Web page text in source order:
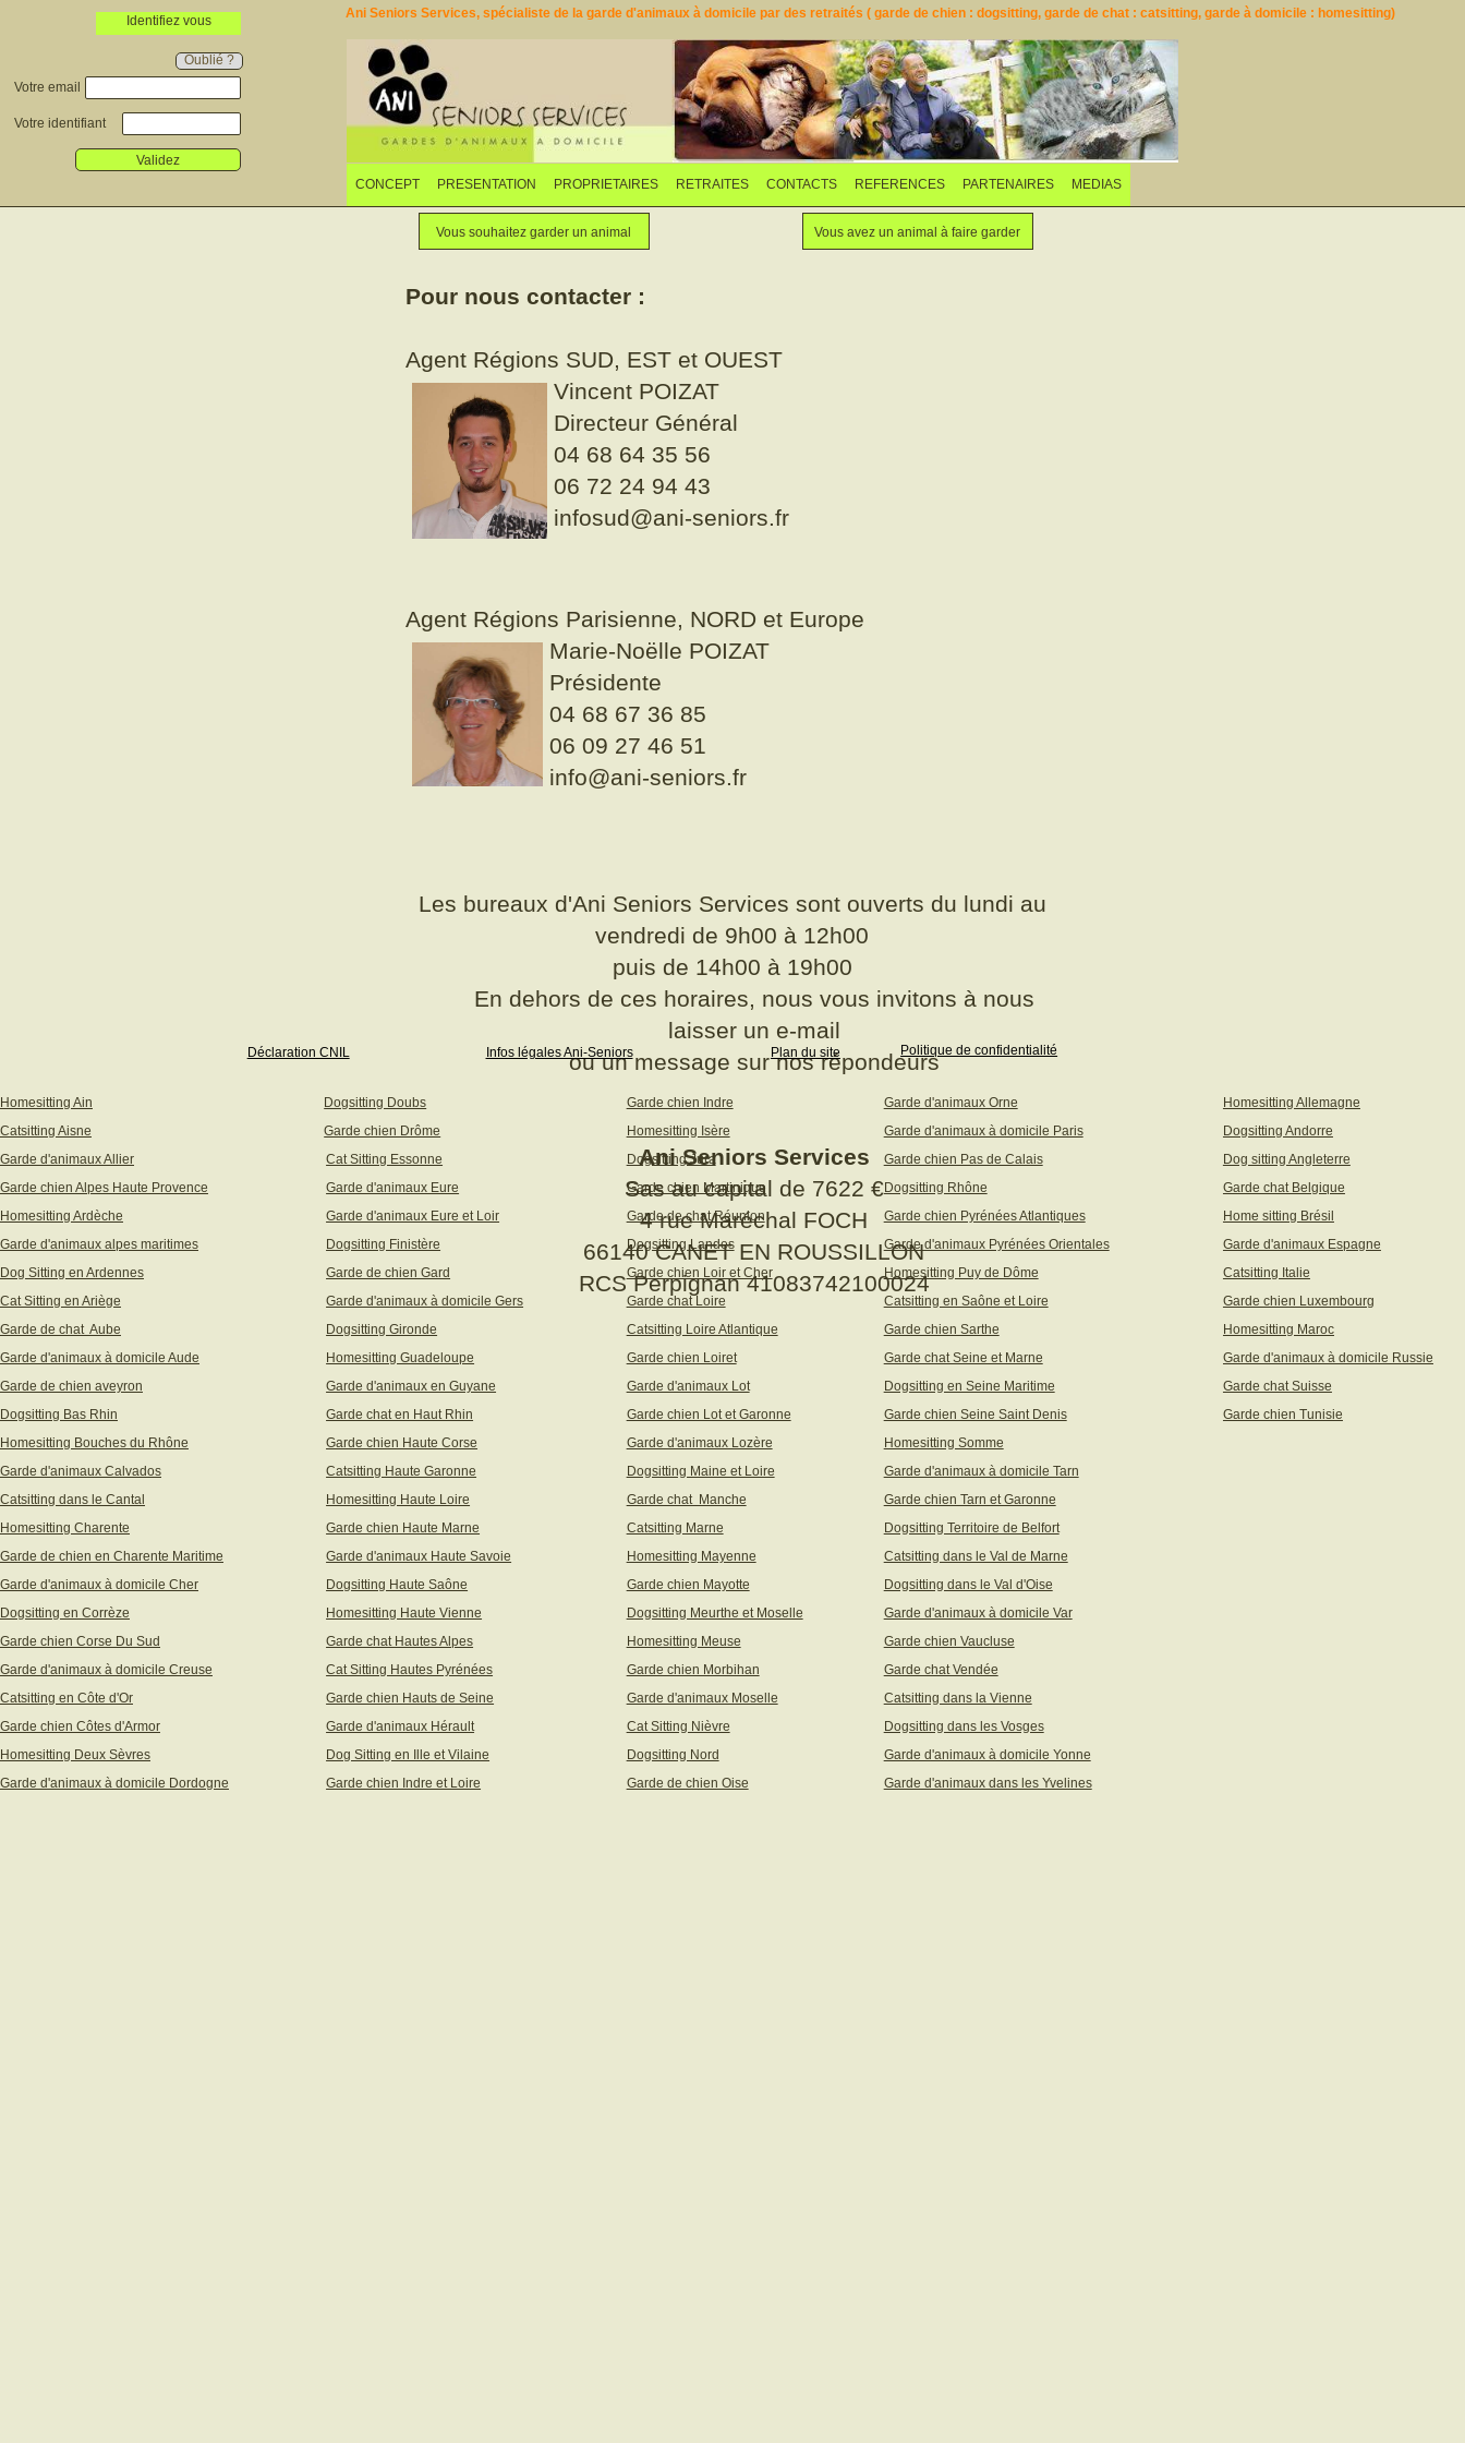
Identifiez vous
Oublié ?
Votre email
Votre identifiant
Validez
Ani Seniors Services, spécialiste de la garde d'animaux à domicile par des retraités ( garde de chien : dogsitting, garde de chat : catsitting, garde à domicile : homesitting)
CONCEPT PRESENTATION PROPRIETAIRES
Faites garder votre animal
RETRAITES
Vous souhaitez garder un animal
CONTACTS REFERENCES PARTENAIRES MEDIAS
Vous souhaitez garder un animal Vous avez un animal à faire garder
Pour nous contacter :
Agent Régions SUD, EST et OUEST
Vincent POIZAT
Directeur Général
04 68 64 35 56
06 72 24 94 43
infosud@ani-seniors.fr
Agent Régions Parisienne, NORD et Europe
Marie-Noëlle POIZAT
Présidente
04 68 67 36 85
06 09 27 46 51
info@ani-seniors.fr
Les bureaux d'Ani Seniors Services sont ouverts du lundi au
vendredi de 9h00 à 12h00
puis de 14h00 à 19h00
En dehors de ces horaires, nous vous invitons à nous
laisser un e-mail
ou un message sur nos répondeurs
Ani Seniors Services
Sas au capital de 7622 €
4 rue Maréchal FOCH
66140 CANET EN ROUSSILLON
RCS Perpignan 41083742100024
Déclaration CNIL Infos légales Ani-Seniors Plan du site Politique de confidentialité
Homesitting Ain Dogsitting Doubs Garde chien Indre Garde d'animaux Orne
Homesitting Allemagne
Catsitting Aisne
Garde chien Drôme Homesitting Isère Garde d'animaux à domicile Paris
Dogsitting Andorre
Garde d'animaux Allier
Cat Sitting Essonne Dogsitting Jura Garde chien Pas de Calais
Dog sitting Angleterre
Garde chien Alpes Haute Provence
Garde d'animaux Eure Garde chien Martinique Dogsitting Rhône
Garde chat Belgique
Homesitting Ardèche
Garde d'animaux Eure et Loir Garde de chat Réunion Garde chien Pyrénées Atlantiques
Home sitting Brésil
Garde d'animaux alpes maritimes
Dogsitting Finistère Dogsitting Landes Garde d'animaux Pyrénées Orientales
Garde d'animaux Espagne
Dog Sitting en Ardennes
Garde de chien Gard Garde chien Loir et Cher Homesitting Puy de Dôme
Catsitting Italie
Cat Sitting en Ariège
Garde d'animaux à domicile Gers Garde chat Loire Catsitting en Saône et Loire
Garde chien Luxembourg
Garde de chat Aube
Dogsitting Gironde Catsitting Loire Atlantique Garde chien Sarthe
Homesitting Maroc
Garde d'animaux à domicile Aude
Homesitting Guadeloupe Garde chien Loiret Garde chat Seine et Marne
Garde d'animaux à domicile Russie
Garde de chien aveyron
Garde d'animaux en Guyane Garde d'animaux Lot Dogsitting en Seine Maritime
Garde chat Suisse
Dogsitting Bas Rhin
Garde chat en Haut Rhin Garde chien Lot et Garonne Garde chien Seine Saint Denis
Garde chien Tunisie
Homesitting Bouches du Rhône
Garde chien Haute Corse Garde d'animaux Lozère
Homesitting Somme
Garde d'animaux Calvados
Catsitting Haute Garonne Dogsitting Maine et Loire
Garde d'animaux à domicile Tarn
Catsitting dans le Cantal
Homesitting Haute Loire Garde chat Manche
Garde chien Tarn et Garonne
Homesitting Charente
Garde chien Haute Marne Catsitting Marne
Dogsitting Territoire de Belfort
Garde de chien en Charente Maritime
Garde d'animaux Haute Savoie Homesitting Mayenne
Catsitting dans le Val de Marne
Garde d'animaux à domicile Cher
Dogsitting Haute Saône Garde chien Mayotte
Dogsitting dans le Val d'Oise
Dogsitting en Corrèze
Homesitting Haute Vienne Dogsitting Meurthe et Moselle
Garde d'animaux à domicile Var
Garde chien Corse Du Sud
Garde chat Hautes Alpes Homesitting Meuse
Garde chien Vaucluse
Garde d'animaux à domicile Creuse
Cat Sitting Hautes Pyrénées Garde chien Morbihan
Garde chat Vendée
Catsitting en Côte d'Or
Garde chien Hauts de Seine Garde d'animaux Moselle
Catsitting dans la Vienne
Garde chien Côtes d'Armor
Garde d'animaux Hérault Cat Sitting Nièvre
Dogsitting dans les Vosges
Homesitting Deux Sèvres
Dog Sitting en Ille et Vilaine Dogsitting Nord
Garde d'animaux à domicile Yonne
Garde d'animaux à domicile Dordogne
Garde chien Indre et Loire Garde de chien Oise Garde d'animaux dans les Yvelines